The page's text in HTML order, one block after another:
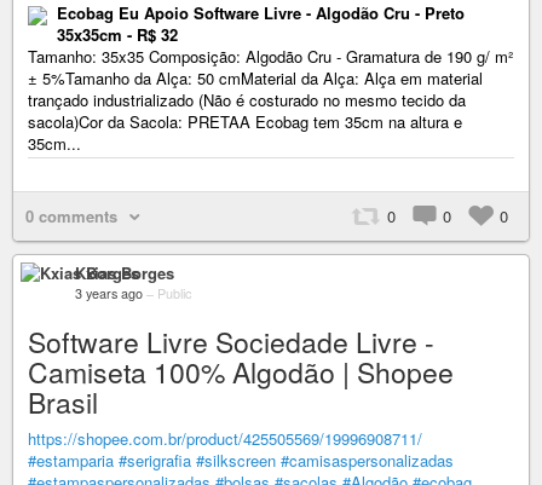
Ecobag Eu Apoio Software Livre - Algodão Cru - Preto
35x35cm - R$ 32
Tamanho: 35x35 Composição: Algodão Cru - Gramatura de 190 g/ m²
± 5%Tamanho da Alça: 50 cmMaterial da Alça: Alça em material
trançado industrializado (Não é costurado no mesmo tecido da
sacola)Cor da Sacola: PRETAA Ecobag tem 35cm na altura e
35cm...
0 comments 0 0 0
Kxias Borges
3 years ago – Public
Software Livre Sociedade Livre -
Camiseta 100% Algodão | Shopee
Brasil
https://shopee.com.br/product/425505569/19996908711/
#estamparia #serigrafia #silkscreen #camisaspersonalizadas